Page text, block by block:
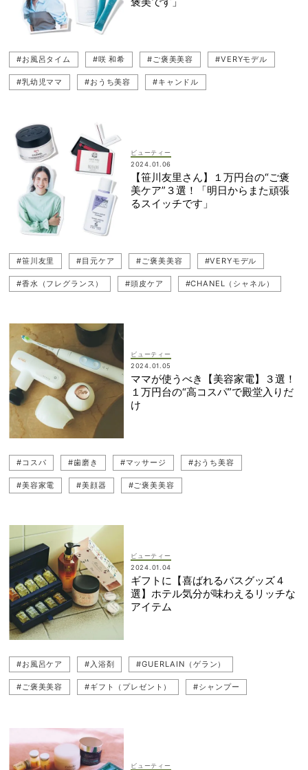
#お風呂タイム #咲 和希 #ご褒美美容 #VERYモデル
#乳幼児ママ #おうち美容 #キャンドル
ビューティー
2024.01.06
【笹川友里さん】１万円台の“ご褒
美ケア”３選！「明日からまた頑張
るスイッチです」
#笹川友里 #目元ケア #ご褒美美容 #VERYモデル
#香水（フレグランス） #頭皮ケア #CHANEL（シャネル）
ビューティー
2024.01.05
ママが使うべき【美容家電】３選！
１万円台の“高コスパ”で殿堂入りだ
け
#コスパ #歯磨き #マッサージ #おうち美容
#美容家電 #美顔器 #ご褒美美容
ビューティー
2024.01.04
ギフトに【喜ばれるバスグッズ４
選】ホテル気分が味わえるリッチな
アイテム
#お風呂ケア #入浴剤 #GUERLAIN（ゲラン）
#ご褒美美容 #ギフト（プレゼント） #シャンプー
ビューティー